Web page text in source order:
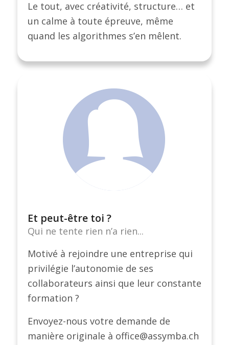
Le tout, avec créativité, structure… et
un calme à toute épreuve, même
quand les algorithmes s’en mêlent.
Et peut-être toi ?
Qui ne tente rien n’a rien...
Motivé à rejoindre une entreprise qui
privilégie l’autonomie de ses
collaborateurs ainsi que leur constante
formation ?
Envoyez-nous votre demande de
manière originale à office@assymba.ch